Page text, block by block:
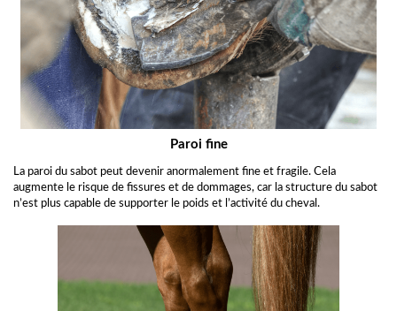
Paroi fine
La paroi du sabot peut devenir anormalement fine et fragile. Cela
augmente le risque de fissures et de dommages, car la structure du sabot
n’est plus capable de supporter le poids et l’activité du cheval.